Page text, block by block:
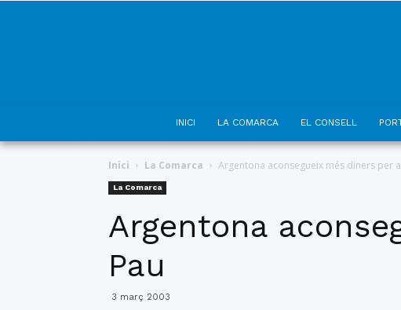
INICI LA COMARCA EL CONSELL
Inici La Comarca Argentona aconsegueix més diners per
La Comarca
Argentona
Pau
3 març 2003